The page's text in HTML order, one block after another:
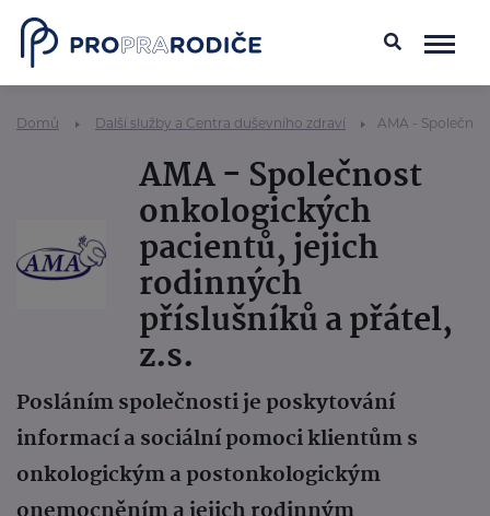
Domů Další služby a Centra duševního zdraví AMA -
AMA - Společnost
onkologických
pacientů, jejich
rodinných
příslušníků a přátel,
z.s.
Posláním společnosti je poskytování
informací a sociální pomoci klientům s
onkologickým a postonkologickým